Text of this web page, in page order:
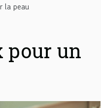
la peau
pour un